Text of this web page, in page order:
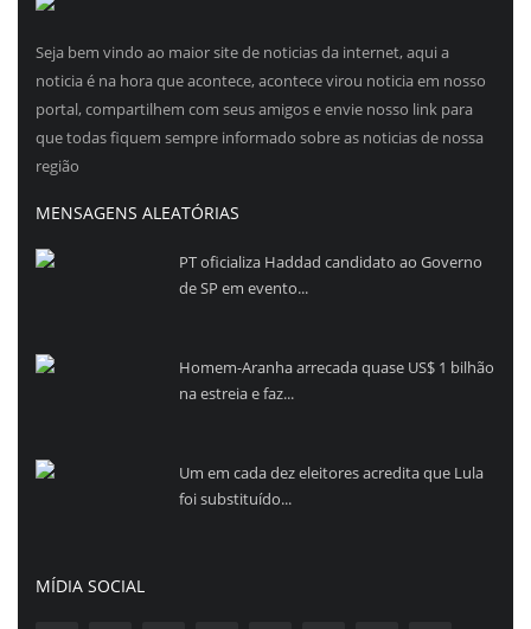
Seja bem vindo ao maior site de noticias da internet, aqui a
noticia é na hora que acontece, acontece virou noticia em nosso
portal, compartilhem com seus amigos e envie nosso link para
que todas fiquem sempre informado sobre as noticias de nossa
região
MENSAGENS ALEATÓRIAS
PT oficializa Haddad candidato ao Governo
de SP em evento...
Homem-Aranha arrecada quase US$ 1 bilhão
na estreia e faz...
Um em cada dez eleitores acredita que Lula
foi substituído...
MÍDIA SOCIAL